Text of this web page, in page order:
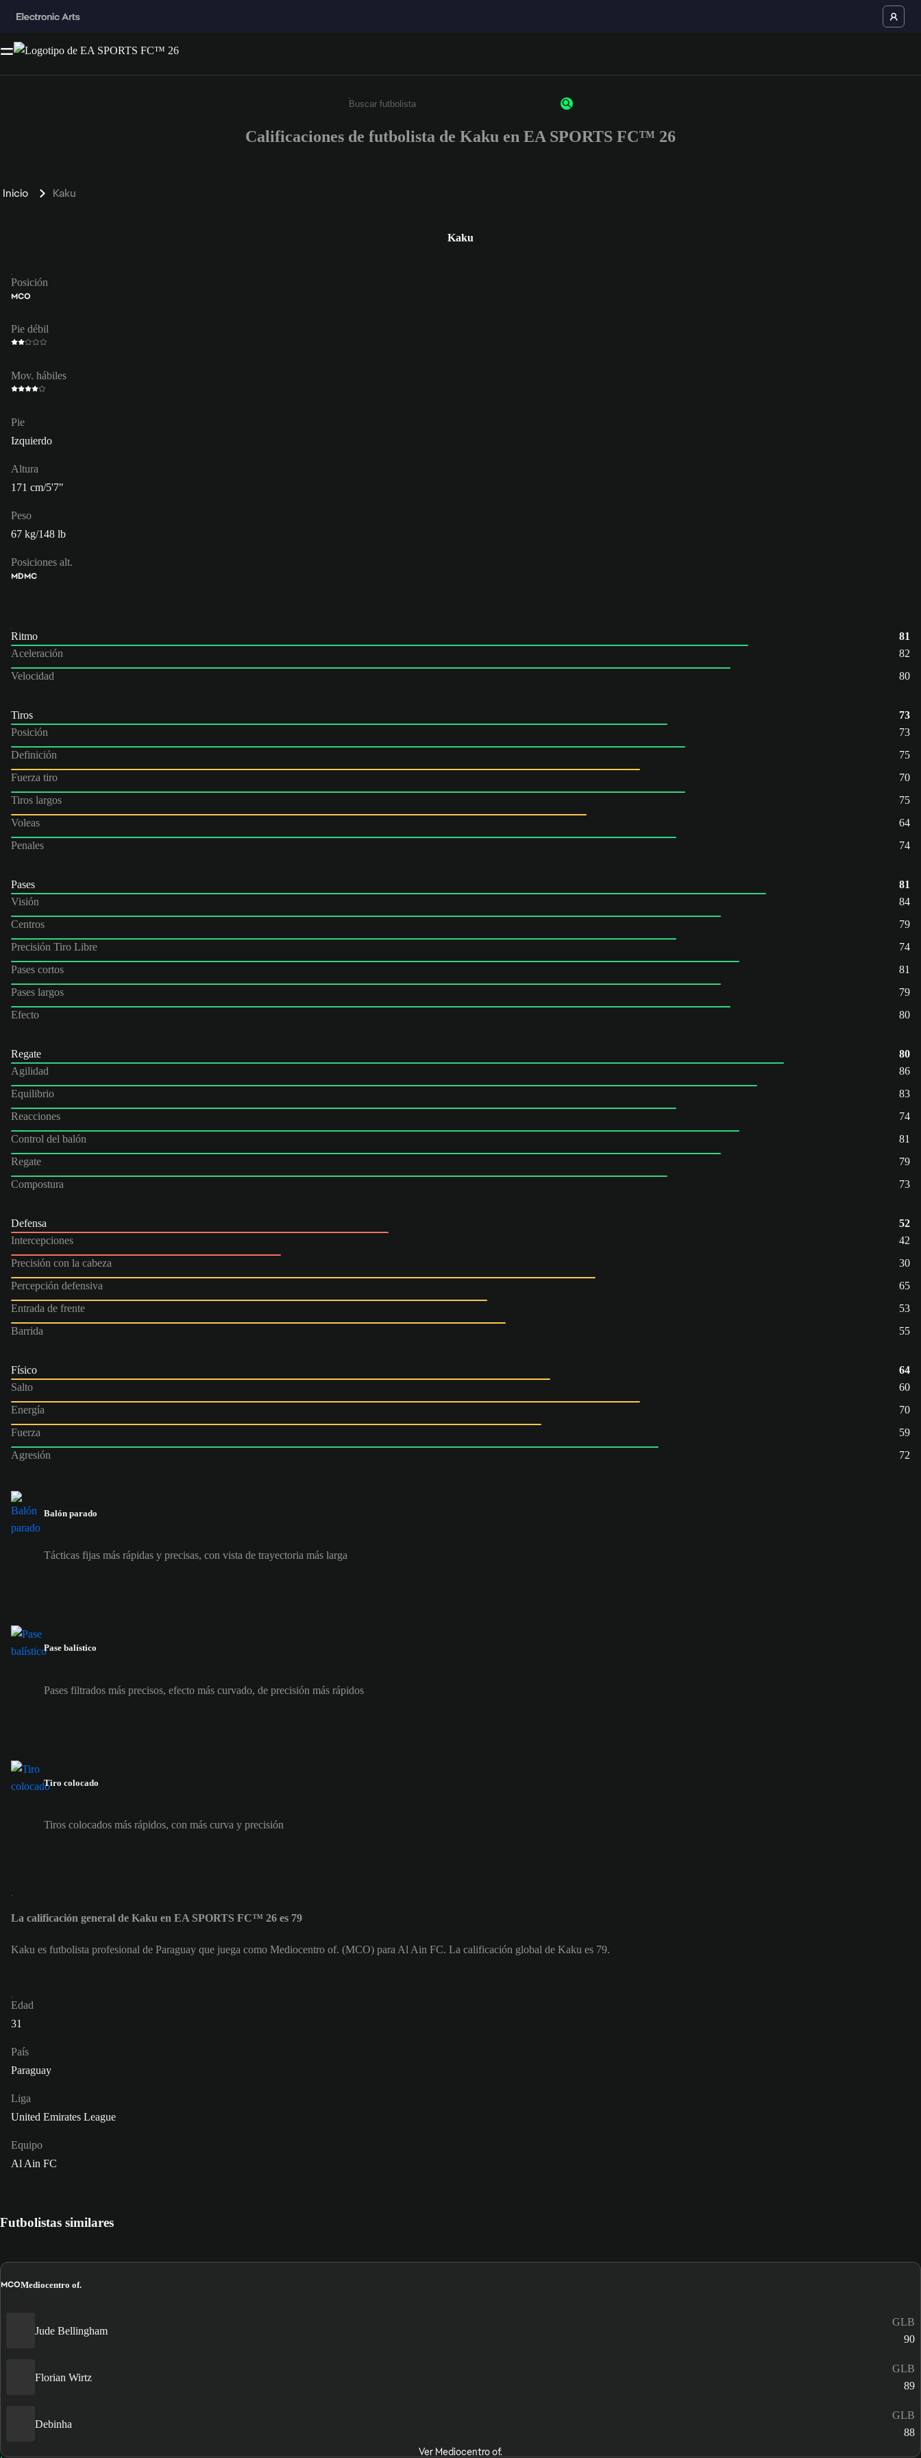
Ingresa un mínimo de 3 caracteres o números
Calificaciones de futbolista de Kaku en EA SPORTS FC™ 26
Inicio Kaku
Kaku
Posición
MCO
Pie débil
Mov. hábiles
Pie
Izquierdo
Altura
171 cm/5'7"
Peso
67 kg/148 lb
Posiciones alt.
MDMC
Ritmo
81
Aceleración
82
Velocidad
80
Tiros
73
Posición
73
Definición
75
Fuerza tiro
70
Tiros largos
75
Voleas
64
Penales
74
Pases
81
Visión
84
Centros
79
Precisión Tiro Libre
74
Pases cortos
81
Pases largos
79
Efecto
80
Regate
80
Agilidad
86
Equilibrio
83
Reacciones
74
Control del balón
81
Regate
79
Compostura
73
Defensa
52
Intercepciones
42
Precisión con la cabeza
30
Percepción defensiva
65
Entrada de frente
53
Barrida
55
Físico
64
Salto
60
Energía
70
Fuerza
59
Agresión
72
Balón parado
Tácticas fijas más rápidas y precisas, con vista de trayectoria más larga
Pase balístico
Pases filtrados más precisos, efecto más curvado, de precisión más rápidos
Tiro colocado
Tiros colocados más rápidos, con más curva y precisión
La calificación general de Kaku en EA SPORTS FC™ 26 es 79
Kaku es futbolista profesional de Paraguay que juega como Mediocentro of. (MCO) para Al Ain FC. La calificación global de Kaku es 79.
Edad
31
País
Paraguay
Liga
United Emirates League
Equipo
Al Ain FC
Futbolistas similares
MCOMediocentro of.
Jude Bellingham
GLB
90
Florian Wirtz
GLB
89
Debinha
GLB
88
Ver Mediocentro of.